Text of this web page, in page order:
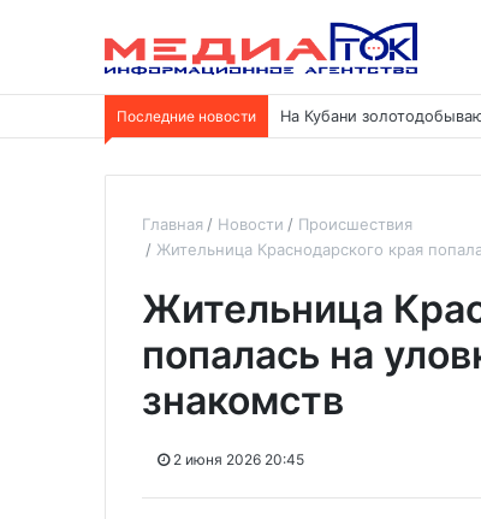
Последние новости На Кубани
Главная Новости
Происшествия
Жительница Краснодарского края
Жительница
попалась на
знакомств
2 июня 2026 20:45